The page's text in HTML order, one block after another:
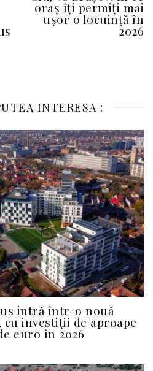
oraș îți permiți mai
ușor o locuință în
2026
INTERESA :
intră într-o nouă
cu investiții de aproape
euro în 2026